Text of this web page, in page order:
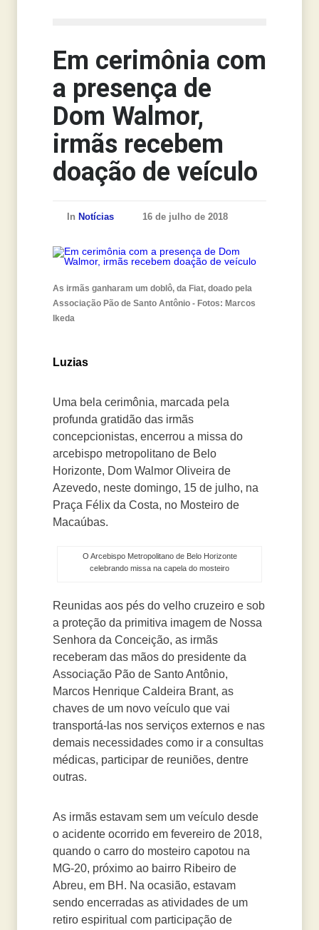
Em cerimônia com
a presença de
Dom Walmor,
irmãs recebem
doação de veículo
In Notícias 16 de julho de 2018
As irmãs ganharam um doblô, da Fiat, doado pela
Associação Pão de Santo Antônio - Fotos: Marcos
Ikeda
Luzias
Uma bela cerimônia, marcada pela
profunda gratidão das irmãs
concepcionistas, encerrou a missa do
arcebispo metropolitano de Belo
Horizonte, Dom Walmor Oliveira de
Azevedo, neste domingo, 15 de julho, na
Praça Félix da Costa, no Mosteiro de
Macaúbas.
O Arcebispo Metropolitano de Belo Horizonte
celebrando missa na capela do mosteiro
Reunidas aos pés do velho cruzeiro e sob
a proteção da primitiva imagem de Nossa
Senhora da Conceição, as irmãs
receberam das mãos do presidente da
Associação Pão de Santo Antônio,
Marcos Henrique Caldeira Brant, as
chaves de um novo veículo que vai
transportá-las nos serviços externos e nas
demais necessidades como ir a consultas
médicas, participar de reuniões, dentre
outras.
As irmãs estavam sem um veículo desde
o acidente ocorrido em fevereiro de 2018,
quando o carro do mosteiro capotou na
MG-20, próximo ao bairro Ribeiro de
Abreu, em BH. Na ocasião, estavam
sendo encerradas as atividades de um
retiro espiritual com participação de